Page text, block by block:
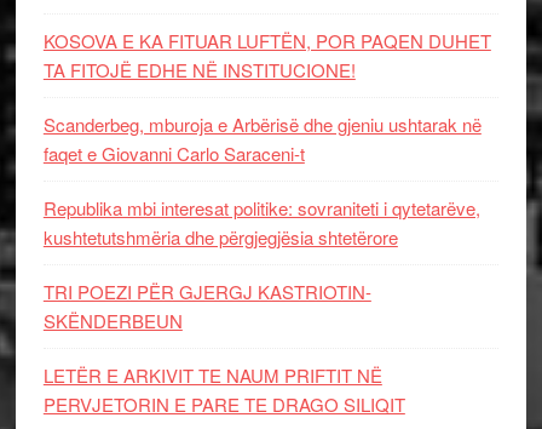
KOSOVA E KA FITUAR LUFTËN, POR PAQEN DUHET
TA FITOJË EDHE NË INSTITUCIONE!
Scanderbeg, mburoja e Arbërisë dhe gjeniu ushtarak në
faqet e Giovanni Carlo Saraceni-t
Republika mbi interesat politike: sovraniteti i qytetarëve,
kushtetutshmëria dhe përgjegjësia shtetërore
TRI POEZI PËR GJERGJ KASTRIOTIN-
SKËNDERBEUN
LETËR E ARKIVIT TE NAUM PRIFTIT NË
PERVJETORIN E PARE TE DRAGO SILIQIT